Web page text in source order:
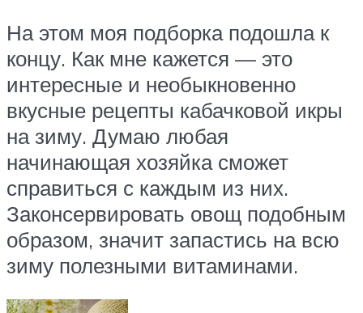
На этом моя подборка подошла к
концу. Как мне кажется — это
интересные и необыкновенно
вкусные рецепты кабачковой икры
на зиму. Думаю любая
начинающая хозяйка сможет
справиться с каждым из них.
Законсервировать овощ подобным
образом, значит запастись на всю
зиму полезными витаминами.